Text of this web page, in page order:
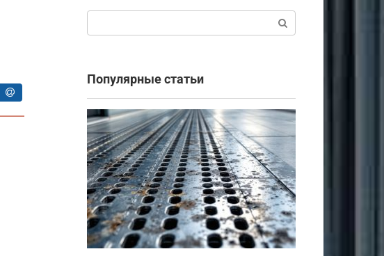
Популярные статьи